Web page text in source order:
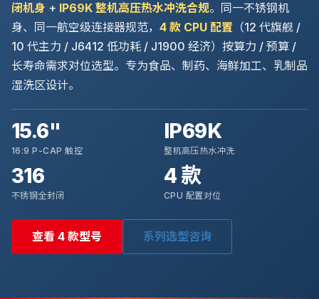
闭机身 + IP69K 整机高压热水冲洗合规。同一不锈钢机
身、同一航空级连接器规范， 4 款 CPU 配置 （12 代旗舰 /
10 代主力 / J6412 低功耗 / J1900 经济）按算力 / 预算 /
长寿命需求对位选型。专为食品、制药、海鲜加工、乳制品
湿洗区设计。
15.6"
16:9 P-CAP 触控
IP69K
整机高压热水冲洗
316
不锈钢全封闭
4 款
CPU 配置对位
查看 4 款型号 系列选型咨询